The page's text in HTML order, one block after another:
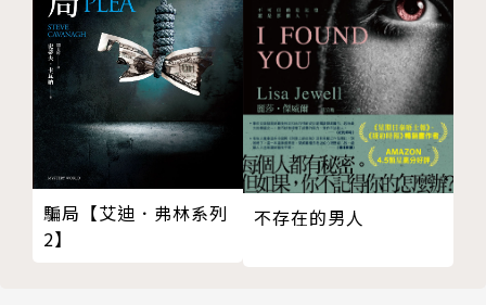
騙局【艾迪．弗林系列
2】
不存在的男人